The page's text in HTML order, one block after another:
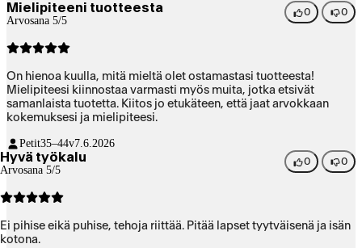
Mielipiteeni tuotteesta
Arvosana 5/5
0 0
On hienoa kuulla, mitä mieltä olet ostamastasi tuotteesta!
Mielipiteesi kiinnostaa varmasti myös muita, jotka etsivät
samanlaista tuotetta. Kiitos jo etukäteen, että jaat arvokkaan
kokemuksesi ja mielipiteesi.
Petit35–44v7.6.2026
Hyvä työkalu
Arvosana 5/5
0 0
Ei pihise eikä puhise, tehoja riittää. Pitää lapset tyytväisenä ja isän
kotona.